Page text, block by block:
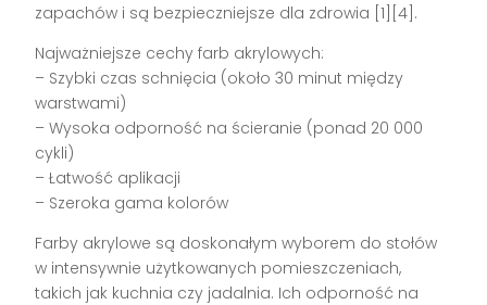
zapachów i są bezpieczniejsze dla zdrowia [1][4].
Najważniejsze cechy farb akrylowych:
– Szybki czas schnięcia (około 30 minut między
warstwami)
– Wysoka odporność na ścieranie (ponad 20 000
cykli)
– Łatwość aplikacji
– Szeroka gama kolorów
Farby akrylowe są doskonałym wyborem do stołów
w intensywnie użytkowanych pomieszczeniach,
takich jak kuchnia czy jadalnia. Ich odporność na